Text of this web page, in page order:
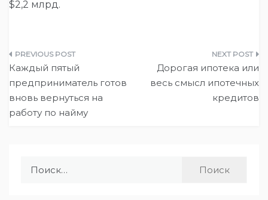
$2,2 млрд.
Навигация
по
записям
Каждый пятый
предприниматель готов
вновь вернуться на
работу по найму
Дорогая ипотека или
весь смысл ипотечных
кредитов